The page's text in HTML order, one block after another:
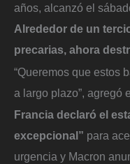
años, alcanzó el
Alrededor de un
precarias, ahora
“Queremos que estos
a largo plazo”, agregó
Francia declaró el
excepcional” para
urgencia y Macron